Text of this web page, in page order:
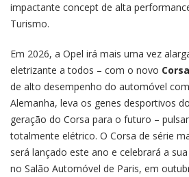
impactante concept de alta
Turismo.
Em 2026, a Opel irá mais uma vez
eletrizante a todos – com o novo
de alto desempenho do automóvel
Alemanha, leva os genes desportivos
geração do Corsa para o futuro –
totalmente elétrico. O Corsa de série
será lançado este ano e celebrará a
no Salão Automóvel de Paris, em